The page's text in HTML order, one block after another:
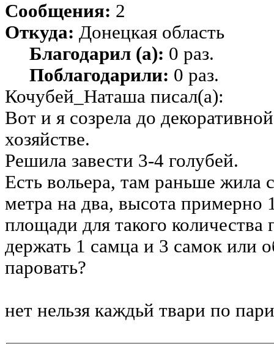
Сообщения: 2
Откуда: Донецкая область
Благодарил (а): 0 раз.
Поблагодарили: 0 раз.
Кочубей_Наташа писал(а):
Вот и я созрела до
хозяйстве.
Решила завести 3-4 голубей.
Есть вольера, там раньше жила
метра на два, высота примерно
площади для такого
держать 1 самца и 3 самок или
паровать?
нет нельзя каждьй твари по пари